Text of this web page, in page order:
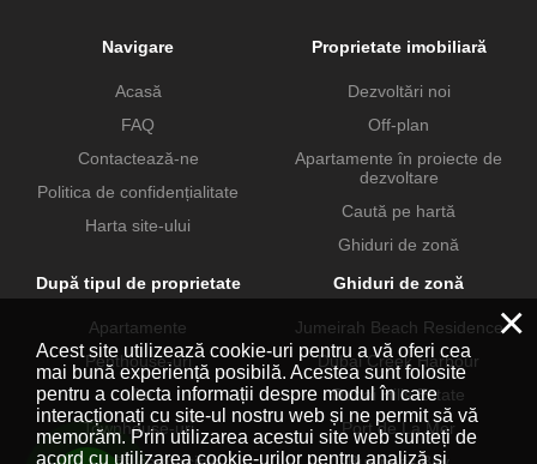
Navigare
Acasă
FAQ
Contactează-ne
Politica de confidențialitate
Harta site-ului
Proprietate imobiliară
Dezvoltări noi
Off-plan
Apartamente în proiecte de
dezvoltare
Caută pe hartă
Ghiduri de zonă
După tipul de proprietate
Apartamente
Penthouse-uri
Vile
Townhouse-uri
Ghiduri de zonă
Jumeirah Beach Residence
Dubai Creek Harbour
Dubai Hills Estate
Port de La Mer
×
Acest site utilizează cookie-uri pentru a vă oferi cea
mai bună experiență posibilă. Acestea sunt folosite
pentru a colecta informații despre modul în care
interacționați cu site-ul nostru web și ne permit să vă
memorăm. Prin utilizarea acestui site web sunteți de
acord cu utilizarea cookie-urilor pentru analiză și